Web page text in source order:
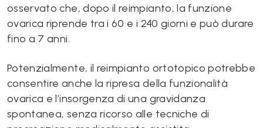
osservato che, dopo il reimpianto, la funzione
ovarica riprende tra i 60 e i 240 giorni e può durare
fino a 7 anni.
Potenzialmente, il reimpianto ortotopico potrebbe
consentire anche la ripresa della funzionalità
ovarica e l’insorgenza di una gravidanza
spontanea, senza ricorso alle tecniche di